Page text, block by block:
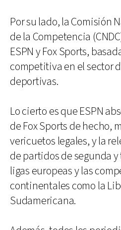
Por su lado, la Comisión
de la Competencia
ESPN y Fox Sports,
competitiva en el sector
deportivas.
Lo cierto es que ESPN
de Fox Sports de hecho,
vericuetos legales, y la
de partidos de segunda
ligas europeas y las
continentales como la
Sudamericana.